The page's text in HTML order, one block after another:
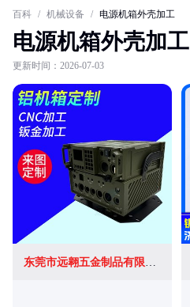
百科 / 机械设备 / 电源机箱外壳加工
电源机箱外壳加工
更新时间：2026-07-03
东莞市远翱五金制品有限公司